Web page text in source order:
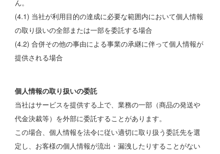
ん。
(4.1) 当社が利用目的の達成に必要な範囲内において個人情報
の取り扱いの全部または一部を委託する場合
(4.2) 合併その他の事由による事業の承継に伴って個人情報が
提供される場合
個人情報の取り扱いの委託
当社はサービスを提供する上で、業務の一部（商品の発送や
代金決裁等）を外部に委託することがあります。
この場合、個人情報を法令に従い適切に取り扱う委託先を選
定し、お客様の個人情報が流出・漏洩したりすることがない